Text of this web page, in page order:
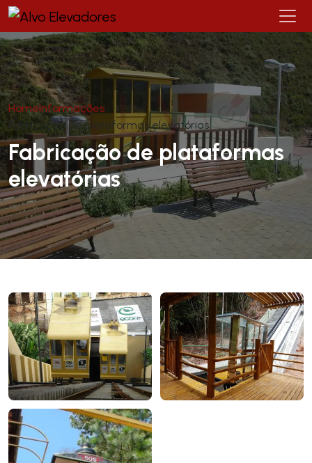
HomeInformações
Fabricação de plataformas elevatórias
Fabricação de plataformas
elevatórias